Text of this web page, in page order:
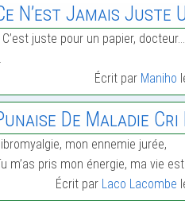
N’est Jamais Juste
C’est juste pour un papier,
Écrit par Maniho
De Maladie
mon ennemie jurée,
m’as pris mon énergie, ma vie
Écrit par Laco Lacombe